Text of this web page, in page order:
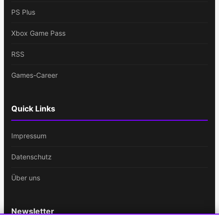
PS Plus
Xbox Game Pass
RSS
Games-Career
Quick Links
Impressum
Datenschutz
Über uns
Newsletter